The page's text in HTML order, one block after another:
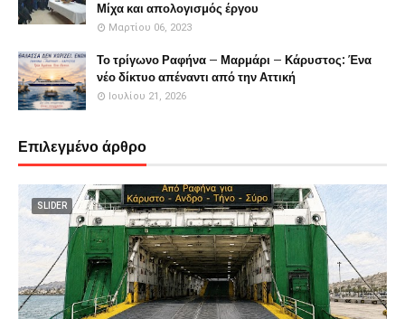
Μίχα και απολογισμός έργου
Μαρτίου 06, 2023
Το τρίγωνο Ραφήνα – Μαρμάρι – Κάρυστος: Ένα
νέο δίκτυο απέναντι από την Αττική
Ιουλίου 21, 2026
Επιλεγμένο άρθρο
SLIDER